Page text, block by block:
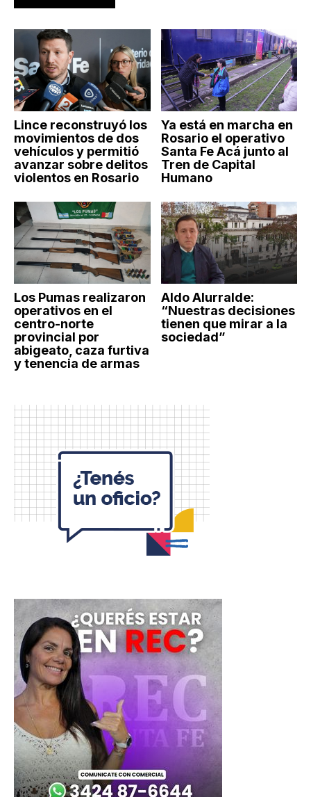
Lince reconstruyó los
movimientos de dos
vehículos y permitió
avanzar sobre delitos
violentos en Rosario
Ya está en marcha en
Rosario el operativo
Santa Fe Acá junto al
Tren de Capital
Humano
Los Pumas realizaron
operativos en el
centro-norte
provincial por
abigeato, caza furtiva
y tenencia de armas
Aldo Alurralde:
“Nuestras decisiones
tienen que mirar a la
sociedad”